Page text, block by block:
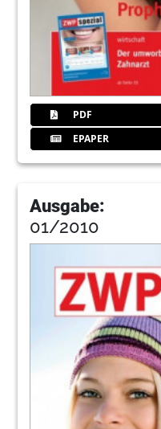
PDF
EPAPER
Ausgabe:
01/2010